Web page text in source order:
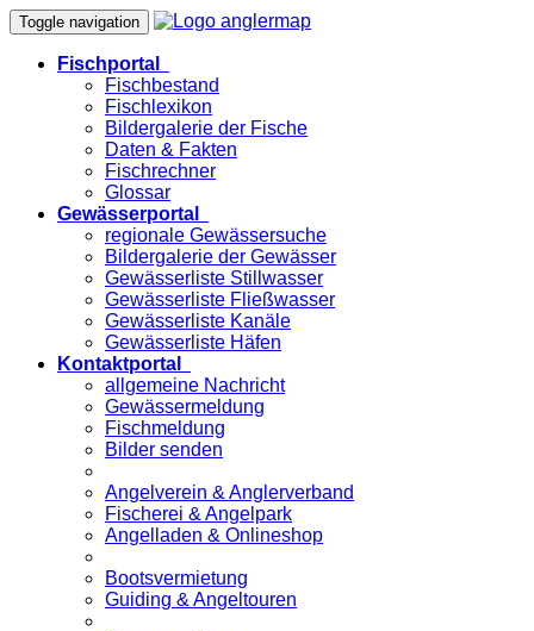
Toggle navigation
Fischportal
Fischbestand
Fischlexikon
Bildergalerie der Fische
Daten & Fakten
Fischrechner
Glossar
Gewässerportal
regionale Gewässersuche
Bildergalerie der Gewässer
Gewässerliste Stillwasser
Gewässerliste Fließwasser
Gewässerliste Kanäle
Gewässerliste Häfen
Kontaktportal
allgemeine Nachricht
Gewässermeldung
Fischmeldung
Bilder senden
Angelverein & Anglerverband
Fischerei & Angelpark
Angelladen & Onlineshop
Bootsvermietung
Guiding & Angeltouren